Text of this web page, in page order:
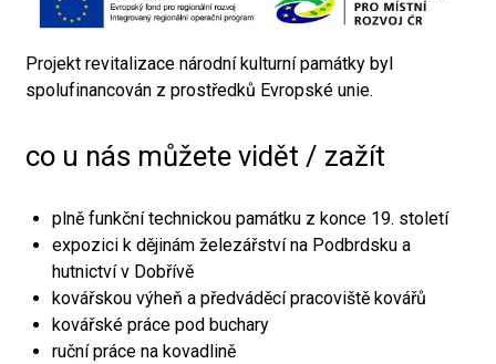
Projekt revitalizace národní kulturní památky byl
spolufinancován z prostředků Evropské unie.
co u nás můžete vidět / zažít
plně funkční technickou památku z konce 19. století
expozici k dějinám železářství na Podbrdsku a
hutnictví v Dobřívě
kovářskou výheň a předváděcí pracoviště kovářů
kovářské práce pod buchary
ruční práce na kovadlině